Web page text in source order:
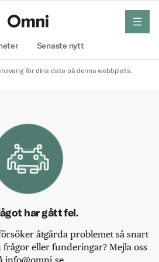
Senaste nytt
meny
för dina data på denna webbplats.
har gått fel.
åtgärda problemet så snart
eller funderingar? Mejla oss